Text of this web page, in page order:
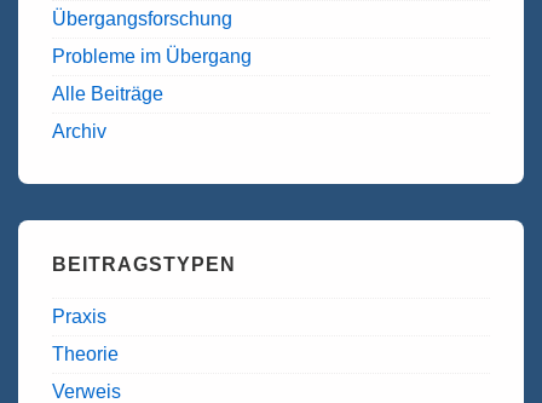
Übergangsforschung
Probleme im Übergang
Alle Beiträge
Archiv
BEITRAGSTYPEN
Praxis
Theorie
Verweis